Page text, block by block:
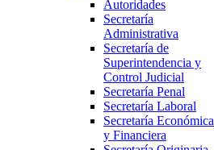
Autoridades
Secretaría
Administrativa
Secretaría de
Superintendencia y
Control Judicial
Secretaría Penal
Secretaría Laboral
Secretaría Económica
y Financiera